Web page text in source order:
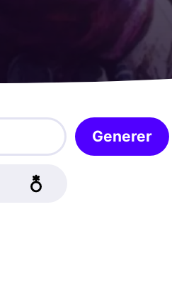
Generer